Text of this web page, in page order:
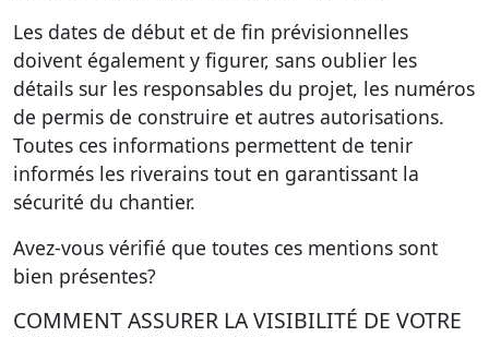
Les dates de début et de fin prévisionnelles
doivent également y figurer, sans oublier les
détails sur les responsables du projet, les numéros
de permis de construire et autres autorisations.
Toutes ces informations permettent de tenir
informés les riverains tout en garantissant la
sécurité du chantier.
Avez-vous vérifié que toutes ces mentions sont
bien présentes?
COMMENT ASSURER LA VISIBILITÉ DE VOTRE